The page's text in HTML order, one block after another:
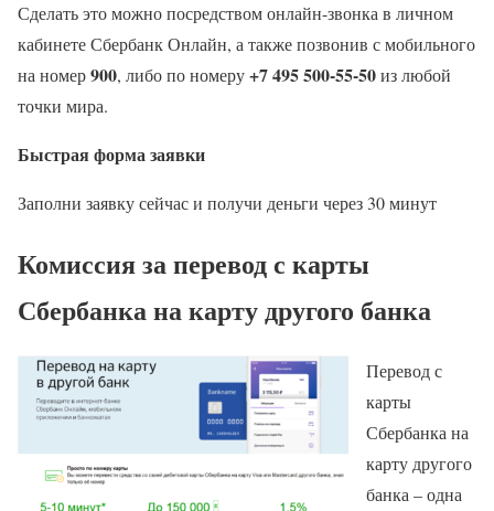
Сделать это можно посредством онлайн-звонка в личном
кабинете Сбербанк Онлайн, а также позвонив с мобильного
на номер900, либо по номеру+7 495 500-55-50из любой
точки мира.
Быстрая форма заявки
Заполни заявку сейчас и получи деньги через 30 минут
Комиссия за перевод с карты
Сбербанка на карту другого банка
Перевод с
карты
Сбербанка на
карту другого
банка – одна